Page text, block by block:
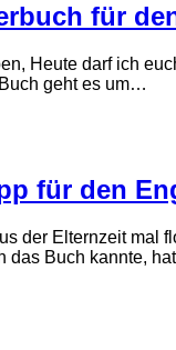
für
Heute darf ich
geht es um…
für den
der Elternzeit
das Buch kannte,